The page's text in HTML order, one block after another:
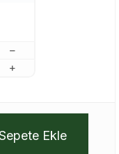
Ekle